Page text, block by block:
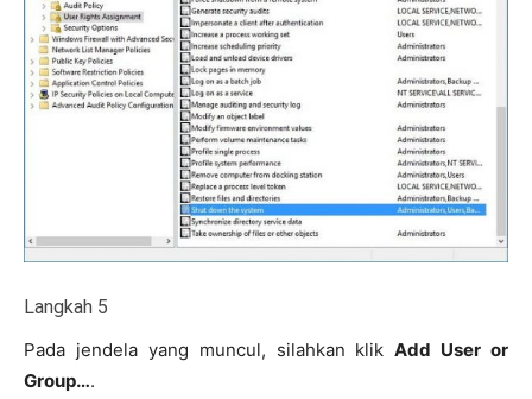
Langkah 5
Pada jendela yang muncul, silahkan klikAdd User or
Group….